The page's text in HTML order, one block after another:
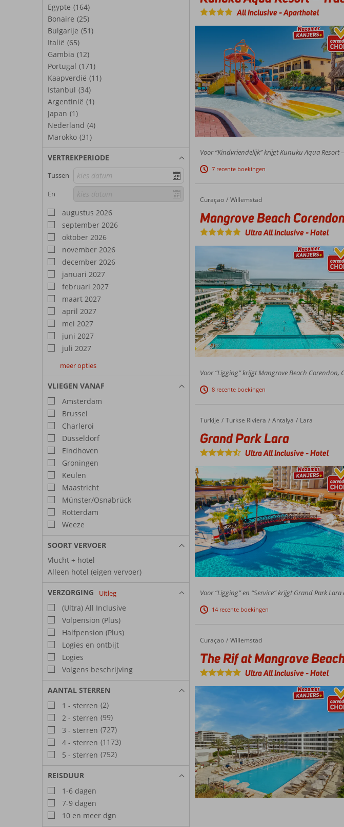
Egypte (164)
Bonaire (25)
Bulgarije (51)
Italië (65)
Gambia (12)
Portugal (171)
Kaapverdië (11)
Istanbul (34)
Argentinië (1)
Japan (1)
Nederland (4)
Marokko (31)
VERTREKPERIODE
Tussen
En
augustus 2026
september 2026
oktober 2026
november 2026
december 2026
januari 2027
februari 2027
maart 2027
april 2027
mei 2027
juni 2027
juli 2027
augustus
2027
september
2027
oktober
2027
meer opties
VLIEGEN VANAF
Amsterdam
Brussel
Charleroi
Düsseldorf
Eindhoven
Groningen
Keulen
Maastricht
Münster/Osnabrück
Rotterdam
Weeze
SOORT VERVOER
Vlucht + hotel
Alleen hotel (eigen vervoer)
VERZORGING Uitleg
(Ultra) All Inclusive
Volpension (Plus)
Halfpension (Plus)
Logies en ontbijt
Logies
Volgens beschrijving
AANTAL STERREN
1 - sterren (2)
2 - sterren (99)
3 - sterren (727)
4 - sterren (1173)
5 - sterren (752)
REISDUUR
1-6 dagen
7-9 dagen
10 en meer dgn
All Inclusive-Aparthotel
Voor “Kindvriendelijk” krijgt Kunuku Aqua Resort
7 recente boekingen
Home
Curaçao Willemstad
Mangrove Beach Corendon, Curio by Hilton
Mangrove Beach
Ultra All Inclusive-Hotel
Voor “Ligging” krijgt Mangrove Beach Corendon,
8 recente boekingen
Home
Turkije Turkse Riviera Antalya Lara
Grand Park Lara
Grand Park Lara
Ultra All Inclusive-Hotel
Voor “Ligging” en “Service” krijgt Grand Park Lara
14 recente boekingen
Home
Curaçao Willemstad
The Rif at Mangrove Beach Corendon, Curio by Hilton
The Rif at Mangrove
Ultra All Inclusive-Hotel